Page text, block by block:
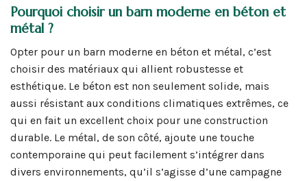
Pourquoi choisir un barn moderne en béton et
métal ?
Opter pour un barn moderne en béton et métal, c’est
choisir des matériaux qui allient robustesse et
esthétique. Le béton est non seulement solide, mais
aussi résistant aux conditions climatiques extrêmes, ce
qui en fait un excellent choix pour une construction
durable. Le métal, de son côté, ajoute une touche
contemporaine qui peut facilement s’intégrer dans
divers environnements, qu’il s’agisse d’une campagne